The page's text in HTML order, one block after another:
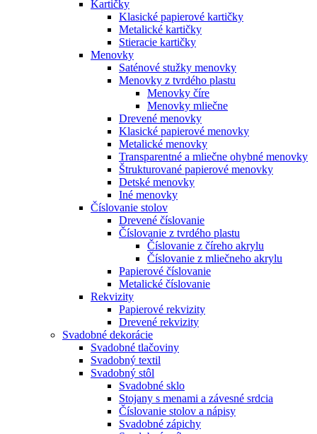
Kartičky
Klasické papierové kartičky
Metalické kartičky
Stieracie kartičky
Menovky
Saténové stužky menovky
Menovky z tvrdého plastu
Menovky číre
Menovky mliečne
Drevené menovky
Klasické papierové menovky
Metalické menovky
Transparentné a mliečne ohybné menovky
Štrukturované papierové menovky
Detské menovky
Iné menovky
Číslovanie stolov
Drevené číslovanie
Číslovanie z tvrdého plastu
Číslovanie z číreho akrylu
Číslovanie z mliečneho akrylu
Papierové číslovanie
Metalické číslovanie
Rekvizity
Papierové rekvizity
Drevené rekvizity
Svadobné dekorácie
Svadobné tlačoviny
Svadobný textil
Svadobný stôl
Svadobné sklo
Stojany s menami a závesné srdcia
Číslovanie stolov a nápisy
Svadobné zápichy